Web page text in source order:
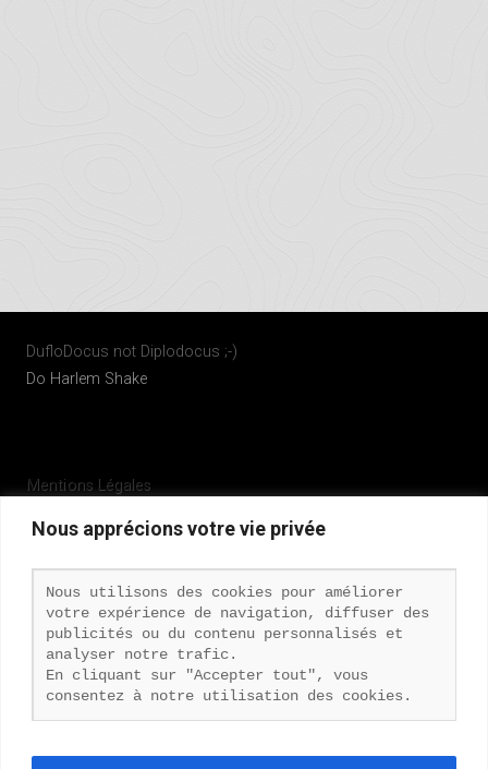
Nous apprécions votre vie privée
Nous utilisons des cookies pour améliorer
votre expérience de navigation, diffuser des
publicités ou du contenu personnalisés et
analyser notre trafic.
En cliquant sur "Accepter tout", vous
consentez à notre utilisation des cookies.
DufloDocus not Diplodocus ;-)
Do Harlem Shake
Mentions Légales
Politique de confidentialité
Copyright © 2026 · All Rights Reserved ·DufloDocus
Corp.|Duflo Nicolas
Theme by Organic Themes · RSS Feed Connexion